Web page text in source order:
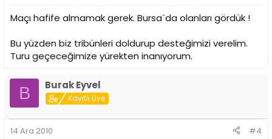
Maçı hafife almamak gerek. Bursa´da olanları gördük !
Bu yüzden biz tribünleri doldurup desteğimizi verelim.
Turu geçeceğimize yürekten inanıyorum.
B Burak Eyvel
Kayıtlı Üye
14 Ara 2010 #4